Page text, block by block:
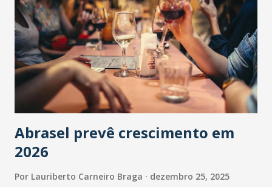
Abrasel prevê crescimento em
2026
Por Lauriberto Carneiro Braga dezembro 25, 2025